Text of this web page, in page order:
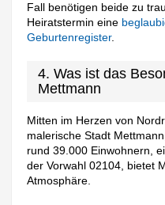
Fall benötigen beide zu
Heiratstermin eine
Geburtenregister.
4. Was ist das
Mettmann
Mitten im Herzen von
malerische Stadt
rund 39.000 Einwohnern,
der Vorwahl 02104, bietet
Atmosphäre.